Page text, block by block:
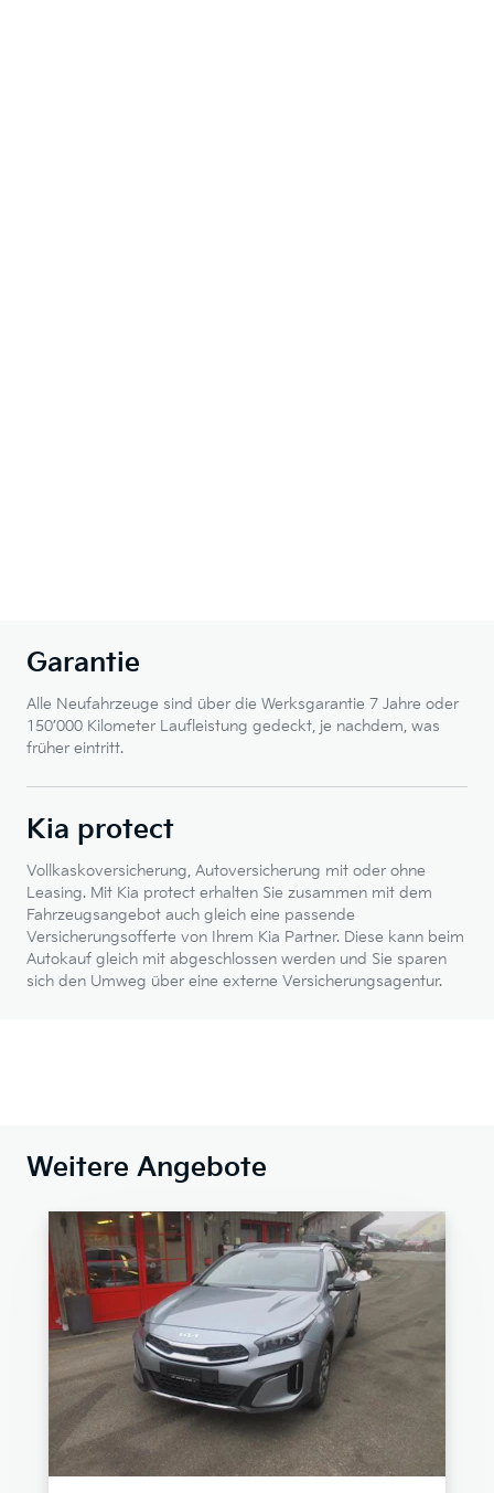
Garantie
Alle Neufahrzeuge sind über die Werksgarantie 7 Jahre oder
150’000 Kilometer Laufleistung gedeckt, je nachdem, was
früher eintritt.
Kia protect
Vollkaskoversicherung, Autoversicherung mit oder ohne
Leasing. Mit Kia protect erhalten Sie zusammen mit dem
Fahrzeugsangebot auch gleich eine passende
Versicherungsofferte von Ihrem Kia Partner. Diese kann beim
Autokauf gleich mit abgeschlossen werden und Sie sparen
sich den Umweg über eine externe Versicherungsagentur.
Weitere Angebote